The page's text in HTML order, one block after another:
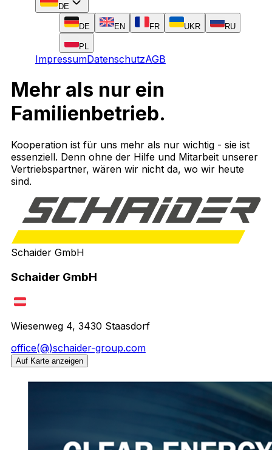
DE
DE EN FR UKR RU
PL
ImpressumDatenschutzAGB
Mehr als nur ein
Familienbetrieb.
Kooperation ist für uns mehr als nur wichtig - sie ist
essenziell. Denn ohne der Hilfe und Mitarbeit unserer
Vertriebspartner, wären wir nicht da, wo wir heute
sind.
Schaider GmbH
Schaider GmbH
Wiesenweg 4, 3430 Staasdorf
office(@)schaider-group.com
Auf Karte anzeigen